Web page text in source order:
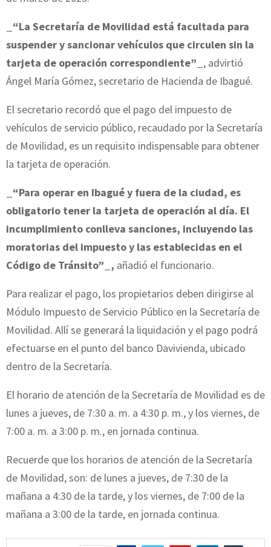
_“La Secretaría de Movilidad está facultada para
suspender y sancionar vehículos que circulen sin la
tarjeta de operación correspondiente”_ , advirtió
Ángel María Gómez, secretario de Hacienda de Ibagué.
El secretario recordó que el pago del impuesto de
vehículos de servicio público, recaudado por la Secretaría
de Movilidad, es un requisito indispensable para obtener
la tarjeta de operación.
“Para operar en Ibagué y fuera de la ciudad, es
obligatorio tener la tarjeta de operación al día. El
incumplimiento conlleva sanciones, incluyendo las
moratorias del impuesto y las establecidas en el
Código de Tránsito”_, añadió el funcionario.
Para realizar el pago, los propietarios deben dirigirse al
Módulo Impuesto de Servicio Público en la Secretaría de
Movilidad. Allí se generará la liquidación y el pago podrá
efectuarse en el punto del banco Davivienda, ubicado
dentro de la Secretaría.
El horario de atención de la Secretaría de Movilidad es de
lunes a jueves, de 7:30 a. m. a 4:30 p. m., y los viernes, de
7:00 a. m. a 3:00 p. m., en jornada continua.
Recuerde que los horarios de atención de la Secretaría
de Movilidad, son: de lunes a jueves, de 7:30 de la
mañana a 4:30 de la tarde, y los viernes, de 7:00 de la
mañana a 3:00 de la tarde, en jornada continua.